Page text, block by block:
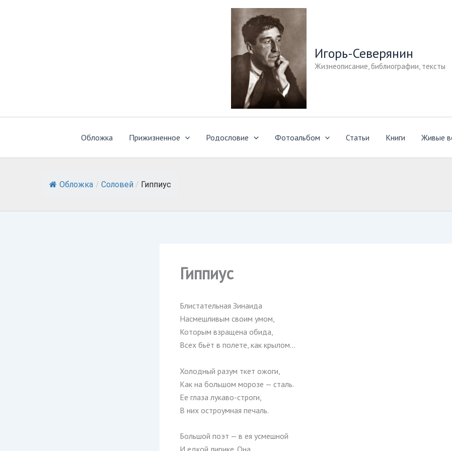
Игорь-Северянин
Жизнеописание, библиографии, тексты
Обложка Прижизненное Родословие Фотоальбом Статьи Книги Живые
Обложка / Соловей / Гиппиус
Гиппиус
Блистательная Зинаида
Насмешливым своим умом,
Которым взращена обида,
Всех бьёт в полете, как крылом…
Холодный разум ткет ожоги,
Как на большом морозе — сталь.
Ее глаза лукаво-строги,
В них остроумная печаль.
Большой поэт — в ея усмешной